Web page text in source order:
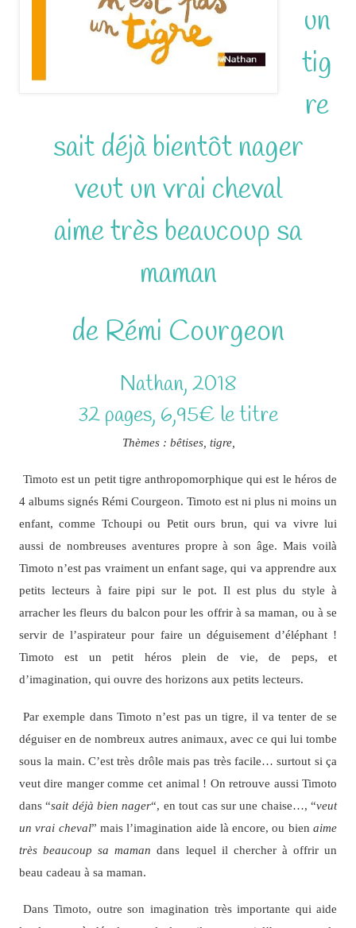
un
tig
re
sait déjà bientôt nager
veut un vrai cheval
aime très beaucoup sa
maman
de Rémi Courgeon
Nathan, 2018
32 pages, 6,95€ le titre
Thèmes : bêtises, tigre,
Timoto est un petit tigre anthropomorphique qui est le héros de
4 albums signés Rémi Courgeon. Timoto est ni plus ni moins un
enfant, comme Tchoupi ou Petit ours brun, qui va vivre lui
aussi de nombreuses aventures propre à son âge. Mais voilà
Timoto n’est pas vraiment un enfant sage, qui va apprendre aux
petits lecteurs à faire pipi sur le pot. Il est plus du style à
arracher les fleurs du balcon pour les offrir à sa maman, ou à se
servir de l’aspirateur pour faire un déguisement d’éléphant !
Timoto est un petit héros plein de vie, de peps, et
d’imagination, qui ouvre des horizons aux petits lecteurs.
Par exemple dans Timoto n’est pas un tigre, il va tenter de se
déguiser en de nombreux autres animaux, avec ce qui lui tombe
sous la main. C’est très drôle mais pas très facile… surtout si ça
veut dire manger comme cet animal ! On retrouve aussi Timoto
dans “sait déjà bien nager“, en tout cas sur une chaise…, “veut
un vrai cheval” mais l’imagination aide là encore, ou bienaime
très beaucoup sa mamandans lequel il chercher à offrir un
beau cadeau à sa maman.
Dans Timoto, outre son imagination très importante qui aide